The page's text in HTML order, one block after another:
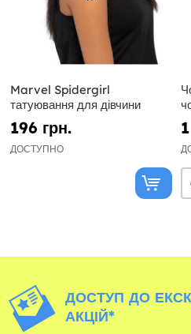
Marvel Spidergirl
татуювання для дівчини
196 грн.
ДОСТУПНО
ДОСТУП ДО
АКЦІЙ*